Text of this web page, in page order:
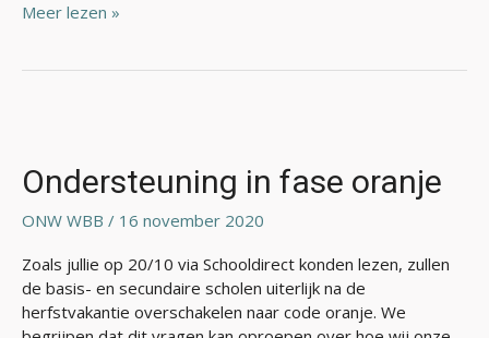
Meer lezen »
Ondersteuning in fase oranje
ONW WBB / 16 november 2020
Zoals jullie op 20/10 via Schooldirect konden lezen, zullen
de basis- en secundaire scholen uiterlijk na de
herfstvakantie overschakelen naar code oranje. We
fase
oranje